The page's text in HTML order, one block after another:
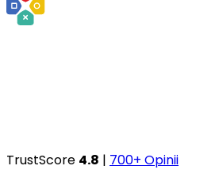
TrustScore 4.8 | 700+ Opinii